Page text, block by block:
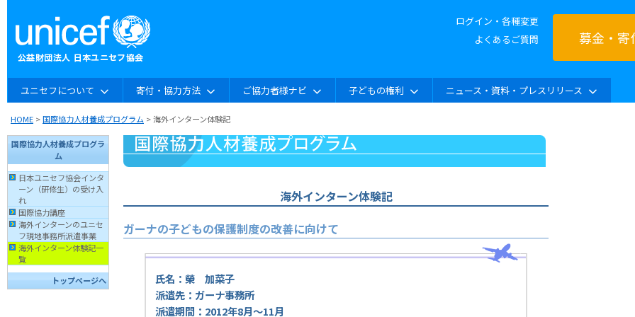
ログイン・各種変更
よくあるご質問
募金・寄
ユニセフについて 寄付・協力方法 ご協力者様ナビ 子どもの権利 ニュース・資料・プレスリリース
HOME >国際協力人材養成プログラム > 海外インターン体験記
国際協力人材養成プログラ
ム
日本ユニセフ協会インタ
ーン（研修生）の受け入
れ
国際協力講座
海外インターンのユニセ
フ現地事務所派遣事業
海外インターン体験記一
覧
トップページへ
海外インターン体験記
ガーナの子どもの保護制度の改善に向けて
氏名：榮 加菜子
派遣先：ガーナ事務所
派遣期間：2012年8月〜11月